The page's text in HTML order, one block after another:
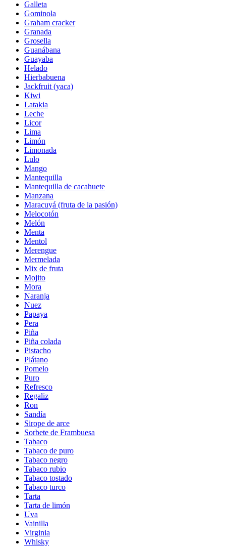
Galleta
Gominola
Graham cracker
Granada
Grosella
Guanábana
Guayaba
Helado
Hierbabuena
Jackfruit (yaca)
Kiwi
Latakia
Leche
Licor
Lima
Limón
Limonada
Lulo
Mango
Mantequilla
Mantequilla de cacahuete
Manzana
Maracuyá (fruta de la pasión)
Melocotón
Melón
Menta
Mentol
Merengue
Mermelada
Mix de fruta
Mojito
Mora
Naranja
Nuez
Papaya
Pera
Piña
Piña colada
Pistacho
Plátano
Pomelo
Puro
Refresco
Regaliz
Ron
Sandía
Sirope de arce
Sorbete de Frambuesa
Tabaco
Tabaco de puro
Tabaco negro
Tabaco rubio
Tabaco tostado
Tabaco turco
Tarta
Tarta de limón
Uva
Vainilla
Virginia
Whisky